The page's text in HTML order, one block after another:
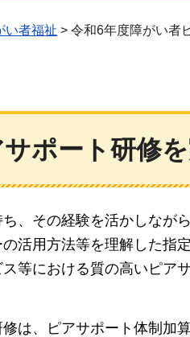
い者福祉 > 令和6年度障がい者
ポート研修
、その経験を活かしなが
活用方法等を理解した指
等における質の高いピア
は、
ピアサポート体制加